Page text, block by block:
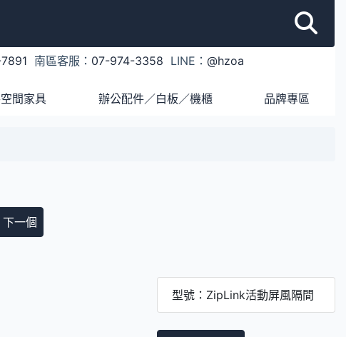
南區客服： 07-974-3358 LINE：@hzoa
間家具 辦公配件／白板／機櫃 品牌專區
下一個
型號：ZipLink活動屏風隔間